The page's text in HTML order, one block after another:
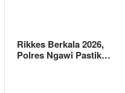
Rikkes Berkala 2026,
Polres Ngawi Pastik…